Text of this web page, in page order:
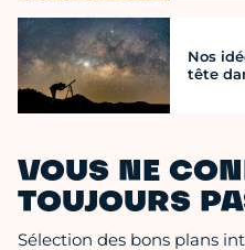
Nos
tête
VOUS NE
TOUJOURS
Sélection des bons plans